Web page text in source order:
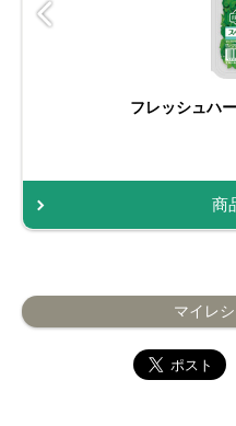
フレッシュハ
商
マイレ